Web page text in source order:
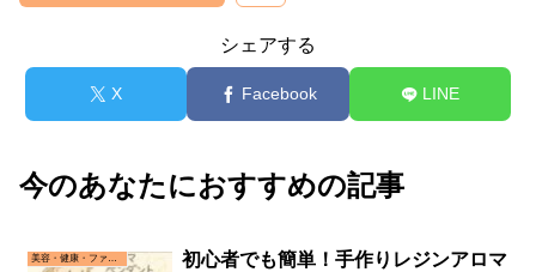
シェアする
X Facebook LINE
今のあなたにおすすめの記事
美容・健康・ファッション
初心者でも簡単！手作りレジンアロマ